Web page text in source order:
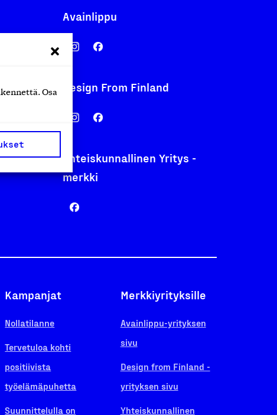
Osa
Avainlippu
Design From Finland
Yhteiskunnallinen Yritys -
merkki
Kampanjat
Nollatilanne
Tervetuloa kohti
positiivista
työelämäpuhetta
Suunnittelulla on
Merkkiyrityksille
Avainlippu-yrityksen
sivu
Design from Finland -
yrityksen sivu
Yhteiskunnallinen